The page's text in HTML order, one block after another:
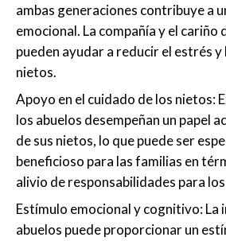
ambas generaciones contribuye a
emocional. La compañía y el cariño
pueden ayudar a reducir el estrés y
nietos.
Apoyo en el cuidado de los nietos:
los abuelos desempeñan un papel
de sus nietos, lo que puede ser
beneficioso para las familias en
alivio de responsabilidades para
Estímulo emocional y cognitivo: La
abuelos puede proporcionar un